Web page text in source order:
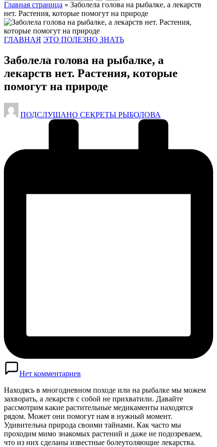
Главная страница » Заболела голова на рыбалке, а лекарств
нет. Растения, которые помогут на природе
Опубликовано
ГЛАВНАЯ ЭТО ПОЛЕЗНО ЗНАТЬ
Заболела голова на рыбалке, а
лекарств нет. Растения, которые
помогут на природе
Запись
от
ПОДСЛУШАНО СЕКРЕТЫ РЫБОЛОВА
Нет комментариев
Находясь в многодневном походе или на рыбалке мы можем
захворать, а лекарств с собой не прихватили. Давайте
рассмотрим какие растительные медикаменты находятся
рядом. Может они помогут нам в нужный момент.
Удивительна природа своими тайнами. Как часто мы
проходим мимо знакомых растений и даже не подозреваем,
что из них сделаны известные болеутоляющие лекарства.